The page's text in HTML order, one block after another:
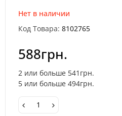
Нет в наличии
Код Товара: 8102765
588грн.
2 или больше 541грн.
5 или больше 494грн.